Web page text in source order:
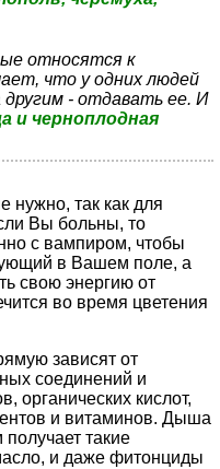
относятся к
что у одних людей
- отдавать ее. И
и черноплодная
нужно, так как для
Вы больны, то
с вампиром, чтобы
в Вашем поле, а
свою энергию от
во время цветения
зависят от
соединений и
органических кислот,
и витаминов. Дыша
такие
и даже фитонциды